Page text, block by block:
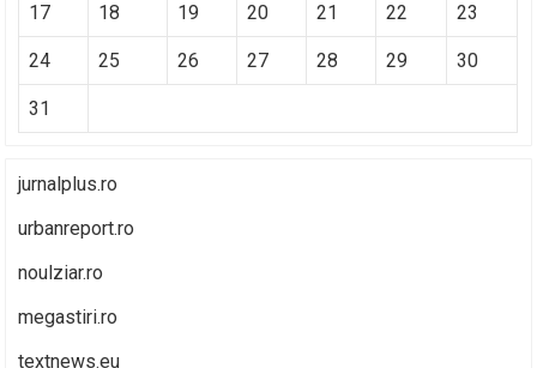
17 18 19 20 21 22 23
24 25 26 27 28 29 30
31
jurnalplus.ro
urbanreport.ro
noulziar.ro
megastiri.ro
textnews.eu